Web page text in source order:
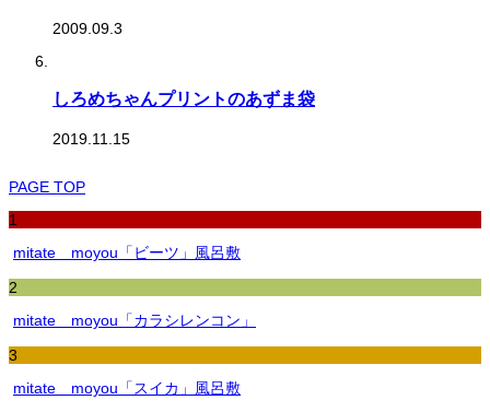
2009.09.3
しろめちゃんプリントのあずま袋
2019.11.15
PAGE TOP
1
mitate moyou「ビーツ」風呂敷
2
mitate moyou「カラシレンコン」
3
mitate moyou「スイカ」風呂敷